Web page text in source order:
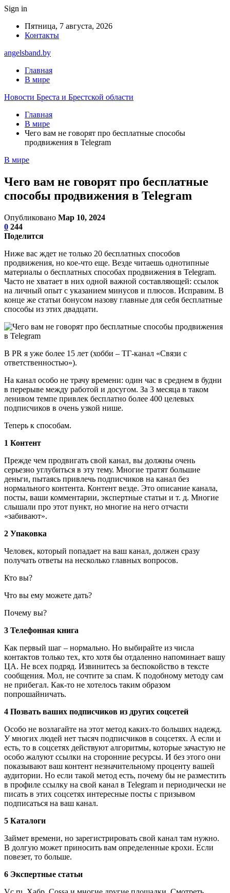
Sign in
Пятница, 7 августа, 2026
Контакты
angelsband.by
Главная
В мире
Новости Бреста и Брестской области
Главная
В мире
Чего вам не говорят про бесплатные способы
продвижения в Telegram
В мире
Чего вам не говорят про бесплатные
способы продвижения в Telegram
Опубликовано Мар 10, 2024
0 244
Поделится
Ниже вас ждет не только 20 бесплатных способов
продвижения, но кое-что еще. Везде читаешь однотипные
материалы о бесплатных способах продвижения в Telegram.
Часто не хватает в них одной важной составляющей: ссылок
на личный опыт с указанием минусов и плюсов. Исправим. В
конце же статьи бонусом назову главные для себя бесплатные
способы из этих двадцати.
В PR я уже более 15 лет (хобби – ТГ-канал «Связи с
ответственностью»).
На канал особо не трачу времени: один час в среднем в будни
в перерыве между работой и досугом. За 3 месяца в таком
ленивом темпе привлек бесплатно более 400 целевых
подписчиков в очень узкой нише.
Теперь к способам.
1 Контент
Прежде чем продвигать свой канал, вы должны очень
серьезно углубиться в эту тему. Многие тратят большие
деньги, пытаясь привлечь подписчиков на канал без
нормального контента. Контент везде. Это описание канала,
посты, ваши комментарии, экспертные статьи и т. д. Многие
слышали про этот пункт, но многие на него отчасти
«забивают».
2 Упаковка
Человек, который попадает на ваш канал, должен сразу
получать ответы на несколько главных вопросов.
Кто вы?
Что вы ему можете дать?
Почему вы?
3 Телефонная книга
Как первый шаг – нормально. Но выбирайте из числа
контактов только тех, кто хотя бы отдаленно напоминает вашу
ЦА. Не всех подряд. Извинитесь за беспокойство в тексте
сообщения. Мол, не сочтите за спам. К подобному методу сам
не прибегал. Как-то не хотелось таким образом
попрошайничать.
4 Позвать ваших подписчиков из других соцсетей
Особо не возлагайте на этот метод каких-то больших надежд.
У многих людей нет тысяч подписчиков в соцсетях. А если и
есть, то в соцсетях действуют алгоритмы, которые зачастую не
особо жалуют ссылки на сторонние ресурсы. И без этого они
показывают ваш контент незначительному проценту вашей
аудитории. Но если такой метод есть, почему бы не разместить
в профиле ссылку на свой канал в Telegram и периодически не
писать в этих соцсетях интересные посты с призывом
подписаться на ваш канал.
5 Каталоги
Займет времени, но зарегистрировать свой канал там нужно.
В долгую может приносить вам определенные крохи. Если
повезет, то больше.
6 Экспертные статьи